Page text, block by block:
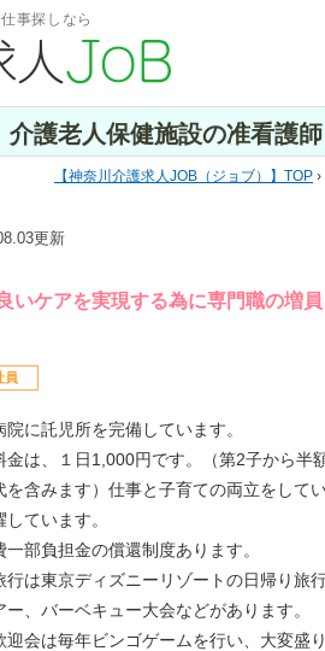
事探しなら
護老人保健施設の准看
神奈川介護求人JOB（ジョブ） TOP ›
更新
いケアを実現する為に専門職の増
員
院に託児所を完備しています。
金は、１日1,000円です。（第2子から半
を含みます）仕事と子育ての両立をして
しています。
一部負担金の償還制度あります。
行は東京ディズニーリゾートの日帰り旅
ー、バーベキュー大会などがあります。
迎会は毎年ビンゴゲームを行い、大変盛
神奈川県茅ヶ崎市浜見平11-1